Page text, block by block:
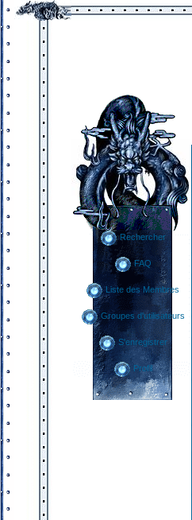
Rechercher
FAQ
Liste des Membres
Groupes d'utilisateurs
S'enregistrer
Profil